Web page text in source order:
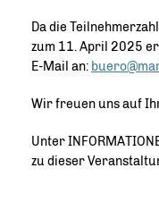
Da die
zum 11. April 2025
E-Mail an:
Wir freuen uns auf
Unter
zu dieser